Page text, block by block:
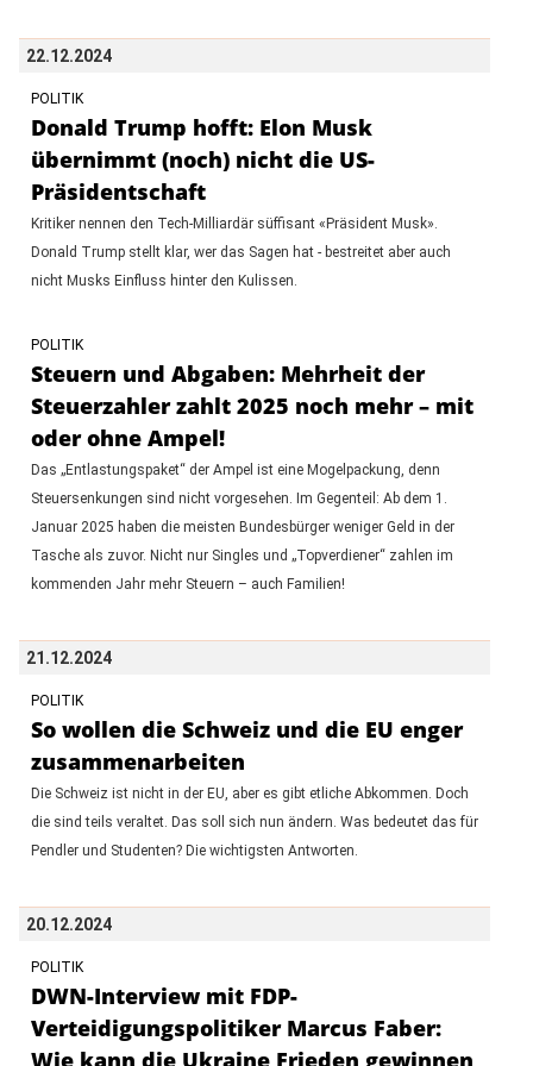
22.12.2024
POLITIK
Donald Trump hofft: Elon Musk
übernimmt (noch) nicht die US-
Präsidentschaft
Kritiker nennen den Tech-Milliardär süffisant «Präsident Musk».
Donald Trump stellt klar, wer das Sagen hat - bestreitet aber auch
nicht Musks Einfluss hinter den Kulissen.
POLITIK
Steuern und Abgaben: Mehrheit der
Steuerzahler zahlt 2025 noch mehr – mit
oder ohne Ampel!
Das „Entlastungspaket“ der Ampel ist eine Mogelpackung, denn
Steuersenkungen sind nicht vorgesehen. Im Gegenteil: Ab dem 1.
Januar 2025 haben die meisten Bundesbürger weniger Geld in der
Tasche als zuvor. Nicht nur Singles und „Topverdiener“ zahlen im
kommenden Jahr mehr Steuern – auch Familien!
21.12.2024
POLITIK
So wollen die Schweiz und die EU enger
zusammenarbeiten
Die Schweiz ist nicht in der EU, aber es gibt etliche Abkommen. Doch
die sind teils veraltet. Das soll sich nun ändern. Was bedeutet das für
Pendler und Studenten? Die wichtigsten Antworten.
20.12.2024
POLITIK
DWN-Interview mit FDP-
Verteidigungspolitiker Marcus Faber:
Wie kann die Ukraine Frieden gewinnen